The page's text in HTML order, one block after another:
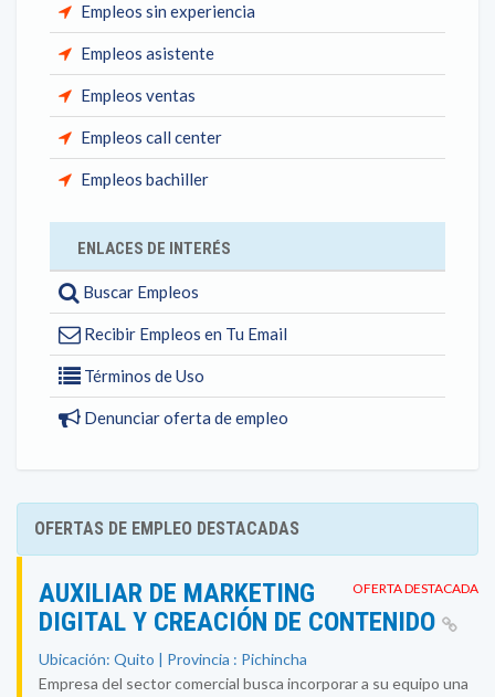
Empleos sin experiencia
Empleos asistente
Empleos ventas
Empleos call center
Empleos bachiller
ENLACES DE INTERÉS
Buscar Empleos
Recibir Empleos en Tu Email
Términos de Uso
Denunciar oferta de empleo
OFERTAS DE EMPLEO DESTACADAS
OFERTA DESTACADA
AUXILIAR DE MARKETING
DIGITAL Y CREACIÓN DE CONTENIDO
Ubicación: Quito | Provincia : Pichincha
Empresa del sector comercial busca incorporar a su equipo una